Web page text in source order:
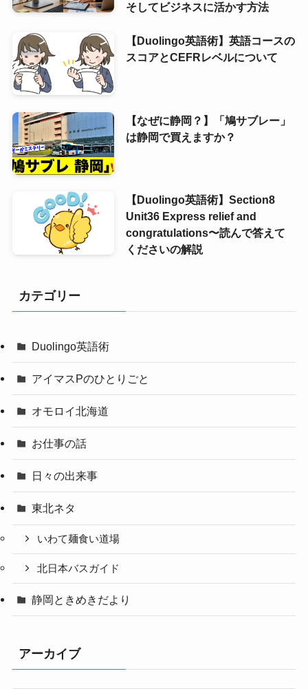
そしてビジネスに活かす方法
【Duolingo英語術】英語コースの
スコアとCEFRレベルについて
【なぜに静岡？】「鳩サブレー」
は静岡で買えますか？
【Duolingo英語術】Section8
Unit36 Express relief and
congratulations〜読んで答えて
くださいの解説
カテゴリー
Duolingo英語術
アイマスPのひとりごと
オモロイ北海道
お仕事の話
日々の出来事
東北ネタ
いわて麺食い道場
北日本バスガイド
静岡ときめきだより
アーカイブ